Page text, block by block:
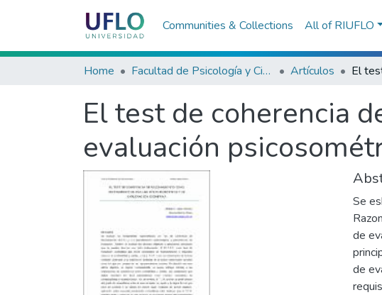
Communities & Collections All of RIUFLO
Home Facultad de Psicología y Ciencias Sociales Artículos
El test de coherencia
evaluación
Se
de
de